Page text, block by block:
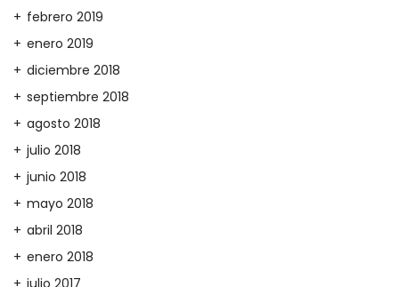
febrero 2019
enero 2019
diciembre 2018
septiembre 2018
agosto 2018
julio 2018
junio 2018
mayo 2018
abril 2018
enero 2018
julio 2017